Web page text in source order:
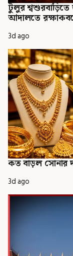
টুলুর শ্বশুরবাড়িতে
আদালতে
3d ago
কত বাড়ল সোনার
3d ago